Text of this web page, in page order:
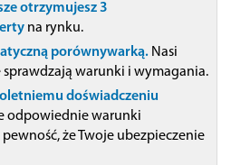
otrzymujesz 3
na rynku.
porównywarką. Nasi
sprawdzają warunki i wymagania.
doświadczeniu
odpowiednie warunki
że Twoje ubezpieczenie